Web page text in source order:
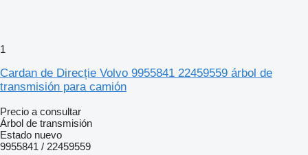
1
Cardan de Direcție Volvo 9955841 22459559 árbol de
transmisión para camión
Precio a consultar
Árbol de transmisión
Estado nuevo
9955841 / 22459559